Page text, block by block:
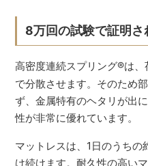
8万回の試験で証明さ
高密度連続スプリング®は、
で分散させます。そのため
ず、金属特有のヘタリが出
性が非常に優れています。
マットレスは、1日のうち
け続けます。耐久性の高い